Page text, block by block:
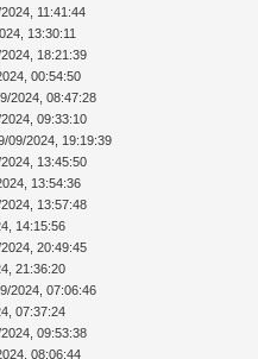
11:41:44
13:30:11
18:21:39
00:54:50
2024, 08:47:28
09:33:10
09/2024, 19:19:39
13:45:50
13:54:36
13:57:48
14:15:56
20:49:45
21:36:20
2024, 07:06:46
07:37:24
09:53:38
08:06:44